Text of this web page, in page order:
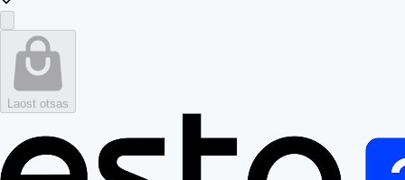
Laost otsas